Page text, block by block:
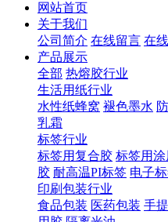
网站首页
关于我们
公司简介 在线留言 在
产品展示
全部 热熔胶行业
生活用纸行业
水性纸蜂窝 褪色墨水
乳霜
标签行业
标签用复合胶 标签用涂
胶 耐高温PI标签 电子
印刷包装行业
食品包装 医药包装 手